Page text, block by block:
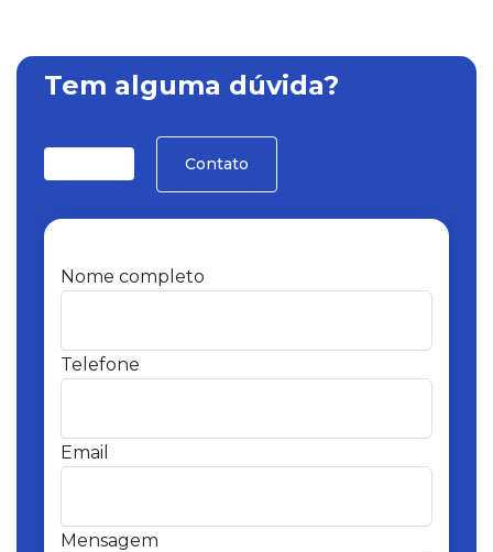
Tem alguma dúvida?
Contato
Nome completo
Telefone
Email
Mensagem